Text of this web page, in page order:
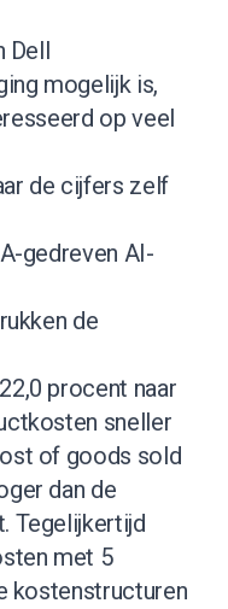
Dell
mogelijk is,
op veel
de cijfers zelf
gedreven AI-
de
procent naar
sneller
of goods sold
dan de
Tegelijkertijd
met 5
kostenstructuren